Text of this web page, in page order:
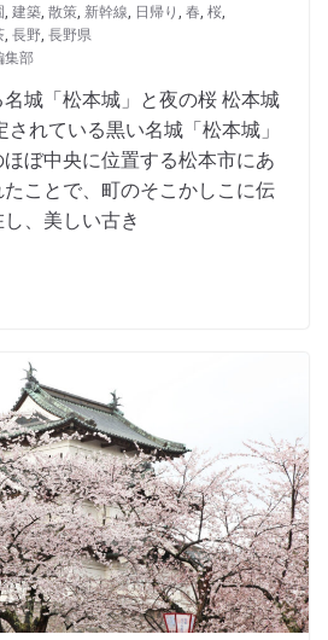
, 建築, 散策, 新幹線, 日帰り , 春, 桜,
, 長野, 長野県
集部
城「松本城」と夜の桜 松本城
れている黒い名城「松本城」
ぼ中央に位置する松本市にあ
ことで、町のそこかしこに伝
、美しい古き